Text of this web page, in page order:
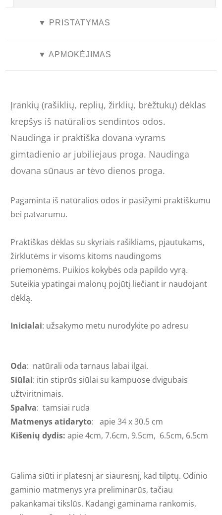
▼ PRISTATYMAS
▼ APMOKĖJIMAS
Įrankių (rašiklių, replių, žirklių, brėžtukų) dėklas
krepšys iš natūralios sendintos odos.
Naudinga ir praktiška dovana vyrams
gimtadienio ar jubiliejaus proga. Naudinga
dovana sūnaus ar tėvo dienos proga.
Pagaminta iš natūralios odos ir pasižymi praktiškumu
bei patvarumu.
Praktiškas dėklas su skyriais rašikliams, pjautukams,
žirklutėms ir visoms kitoms naudingoms
priemonėms. Puikios kokybės oda papildo vyrą.
Suteikia ypatingai malonų pojūtį liečiant ir naudojant
dėklą.
Inicialai: užsakymo metu nurodykite po adresu
Oda: natūrali oda tarnaus labai ilgai.
Siūlai: itin stiprūs siūlai su kampuose dvigubais
užtviritnimais.
Spalva: tamsiai ruda
Matmenys atidaryto: apie 34 x 30.5 cm
Kišenių dydis: apie 4cm, 7.6cm, 9.5cm, 6.5cm, 6.5cm
Galima siūti ir platesnį ar siauresnį, kad tilptų. Odinio
gaminio matmenys yra preliminarūs, tačiau
pakankamai tikslūs. Kadangi gaminama rankomis,